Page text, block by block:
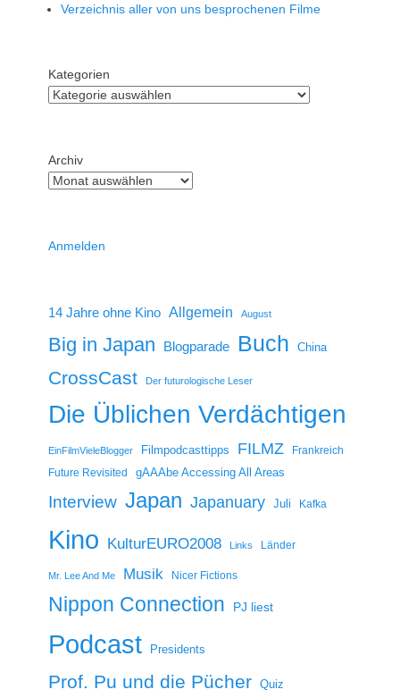
Verzeichnis aller von uns besprochenen Filme
Kategorien
Archiv
Anmelden
14 Jahre ohne Kino Allgemein August
Big in Japan Blogparade Buch China
CrossCast Der futurologische Leser
Die Üblichen Verdächtigen
EinFilmVieleBlogger Filmpodcasttipps FILMZ
Frankreich
Future Revisited
gAAAbe Accessing All Areas
Interview Japan Japanuary Juli Kafka
Kino KulturEURO2008 Links Länder
Mr. Lee And Me Musik Nicer Fictions
Nippon Connection PJ liest
Podcast Presidents
Prof. Pu und die Pücher Quiz